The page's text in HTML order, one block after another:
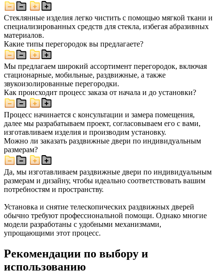
Стеклянные изделия легко чистить с помощью мягкой ткани и
специализированных средств для стекла, избегая абразивных
материалов.
Какие типы перегородок вы предлагаете?
Мы предлагаем широкий ассортимент перегородок, включая
стационарные, мобильные, раздвижные, а также
звукоизолированные перегородки.
Как происходит процесс заказа от начала и до установки?
Процесс начинается с консультации и замера помещения,
далее мы разрабатываем проект, согласовываем его с вами,
изготавливаем изделия и производим установку.
Можно ли заказать раздвижные двери по индивидуальным
размерам?
Да, мы изготавливаем раздвижные двери по индивидуальным
размерам и дизайну, чтобы идеально соответствовать вашим
потребностям и пространству.
Установка и снятие телескопических раздвижных дверей
обычно требуют профессиональной помощи. Однако многие
модели разработаны с удобными механизмами,
упрощающими этот процесс.
Рекомендации по выбору и
использованию